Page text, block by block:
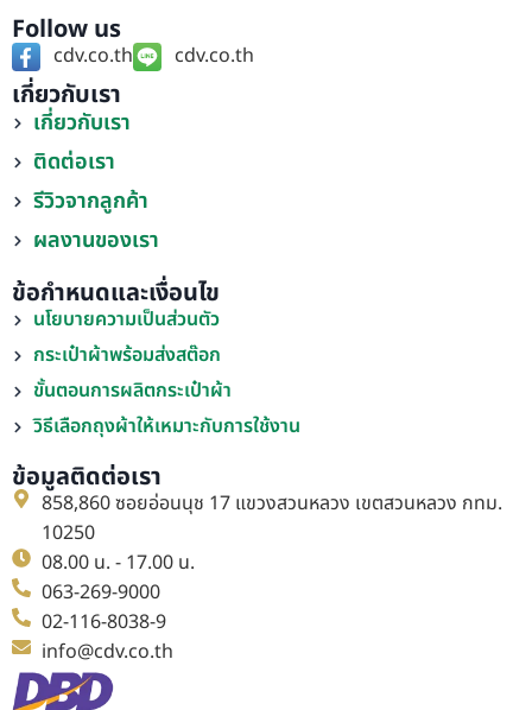
Follow us
cdv.co.th cdv.co.th
เกี่ยวกับเรา
เกี่ยวกับเรา
ติดต่อเรา
รีวิวจากลูกค้า
ผลงานของเรา
ข้อกำหนดและเงื่อนไข
นโยบายความเป็นส่วนตัว
กระเป๋าผ้าพร้อมส่งสต๊อก
ขั้นตอนการผลิตกระเป๋าผ้า
วิธีเลือกถุงผ้าให้เหมาะกับการใช้งาน
ข้อมูลติดต่อเรา
858,860 ซอยอ่อนนุช 17 แขวงสวนหลวง เขตสวนหลวง กทม.
10250
08.00 น. - 17.00 น.
063-269-9000
02-116-8038-9
info@cdv.co.th